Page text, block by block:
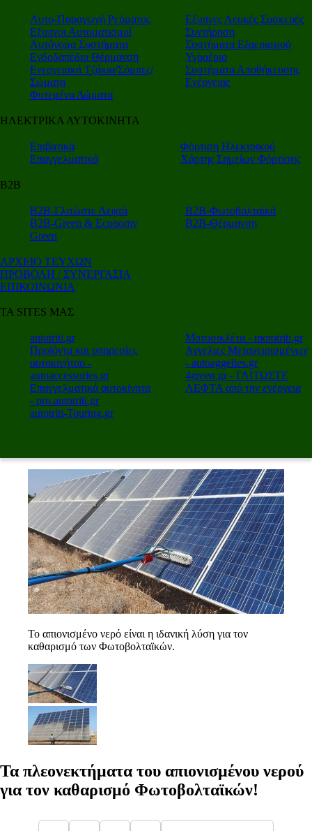
Αυτο-Παραγωγή Ρεύματος
Εξυπνοι Αυτοματισμοί
Αυτόνομα Συστήματα
Ενδοδαπέδια Θέρμανση
Ενεργειακά Τζάκια/Σόμπες/
Σώματα
Φυτεμένα Δώματα
Εξυπνες Λευκές Συσκευές
Συντήρηση
Συστήματα Εξαερισμού
Υγραέριο
Συστήματα Αποθήκευσης
Ενέργειας
ΗΛΕΚΤΡΙΚΑ ΑΥΤΟΚΙΝΗΤΑ
Επιβατικά
Επαγγελματικά
Φόρτιση Ηλεκτρικού
Χάρτης Σημείων Φόρτισης
Β2Β
Β2Β-Γλιτώστε Λεφτά
Β2Β-Green & Economy
Green
Β2Β-Φωτοβολταϊκά
Β2Β-Θέρμανση
ΑΡΧΕΙΟ ΤΕΥΧΩΝ
ΠΡΟΒΟΛΗ / ΣΥΝΕΡΓΑΣΙΑ
ΕΠΙΚΟΙΝΩΝΙΑ
ΤΑ SITES ΜΑΣ
autotriti.gr
Προϊόντα και υπηρεσίες
αυτοκινήτου -
autoaccessories.gr
Επαγγελματικά αυτοκίνητα
- pro.autotriti.gr
autotriti-Touring.gr
Μοτοσικλέτα - mototriti.gr
Αγγελιες Μεταχειρισμένων
- autoaggelies.gr
4green.gr - ΓΛΙΤΩΣΤΕ
ΛΕΦΤΑ από την ενέργεια
Το απιονισμένο νερό είναι η ιδανική λύση για τον
καθαρισμό των Φωτοβολταϊκών.
Τα πλεονεκτήματα του απιονισμένου νερού
για τον καθαρισμό Φωτοβολταϊκών!